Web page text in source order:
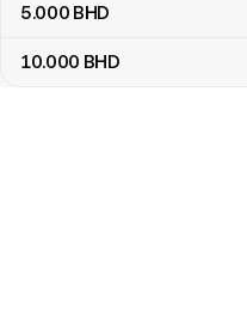
5.000 BHD
10.000 BHD